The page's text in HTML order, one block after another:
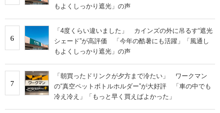
もよくしっかり遮光」の声
6
「4度くらい違いました」 カインズの外に吊るす“遮光
シェード”が高評価 「今年の酷暑にも活躍」「風通し
もよくしっかり遮光」の声
7
「朝買ったドリンクが夕方まで冷たい」 ワークマン
の“真空ペットボトルホルダー”が大好評 「車の中でも
冷え冷え」「もっと早く買えばよかった」